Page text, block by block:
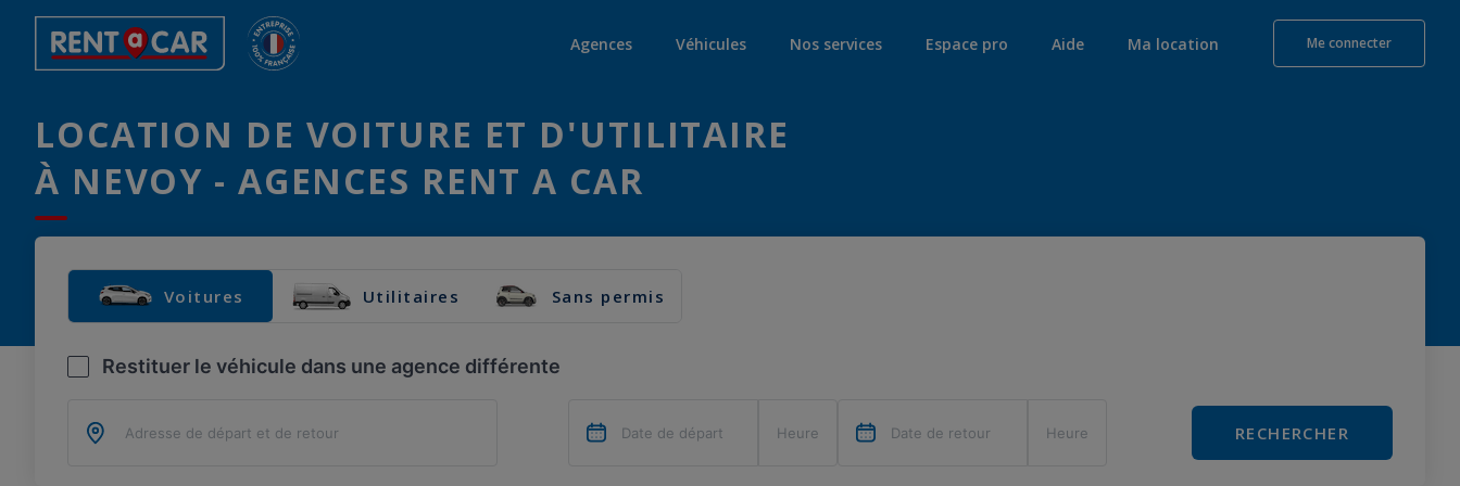
Agences Véhicules Nos services Espace pro Aide Ma location Me connecter
LOCATION DE VOITURE ET D'UTILITAIRE
À NEVOY - AGENCES RENT A CAR
Voitures Utilitaires Sans permis
Restituer le véhicule dans une agence différente
RECHERCHER